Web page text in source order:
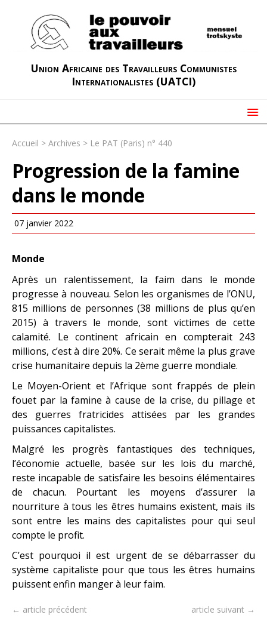
Union Africaine des Travailleurs Communistes
Internationalistes (UATCI)
Accueil > Archives > Le PAT (Paris) n° 440
Progression de la famine
dans le monde
07 janvier 2022
Monde
Après un ralentissement, la faim dans le monde
progresse à nouveau. Selon les organismes de l’ONU,
815 millions de personnes (38 millions de plus qu’en
2015) à travers le monde, sont victimes de cette
calamité. Le continent africain en compterait 243
millions, c’est à dire 20%. Ce serait même la plus grave
crise humanitaire depuis la 2ème guerre mondiale.
Le Moyen-Orient et l’Afrique sont frappés de plein
fouet par la famine à cause de la crise, du pillage et
des guerres fratricides attisées par les grandes
puissances capitalistes.
Malgré les progrès fantastiques des techniques,
l’économie actuelle, basée sur les lois du marché,
reste incapable de satisfaire les besoins élémentaires
de chacun. Pourtant les moyens d’assurer la
nourriture à tous les êtres humains existent, mais ils
sont entre les mains des capitalistes pour qui seul
compte le profit.
C’est pourquoi il est urgent de se débarrasser du
système capitaliste pour que tous les êtres humains
puissent enfin manger à leur faim.
← article précédent article suivant →